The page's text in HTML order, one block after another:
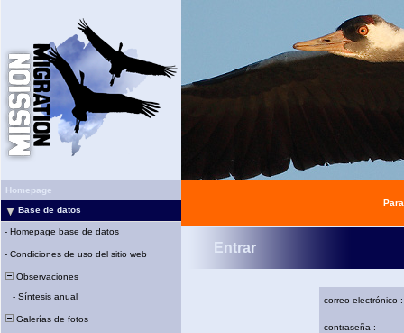
Homepage
Base de datos
- Homepage base de datos
- Condiciones de uso del sitio web
Observaciones
- Síntesis anual
Galerías de fotos
Entrar
correo electrónico :
contraseña :